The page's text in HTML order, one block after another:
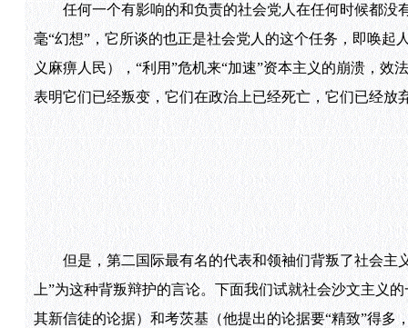
任何一个有影响的和负责的社会党人在任何时候都没
毫“幻想”，它所谈的也正是社会党人的这个任务，即唤起
义麻痹人民），“利用”危机来“加速”资本主义的崩溃，
表明它们已经叛变，它们在政治上已经死亡，它们已经放
但是，第二国际最有名的代表和领袖们背叛了社会主
上”为这种背叛辩护的言论。下面我们试就社会沙文主义
其新信徒的论据）和考茨基（他提出的论据要“精致”得